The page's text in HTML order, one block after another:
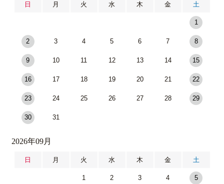
日 月 火 水 木 金 土
1
2 3 4 5 6 7 8
9 10 11 12 13 14 15
16 17 18 19 20 21 22
23 24 25 26 27 28 29
30 31
2026年09月
日 月 火 水 木 金 土
1 2 3 4 5